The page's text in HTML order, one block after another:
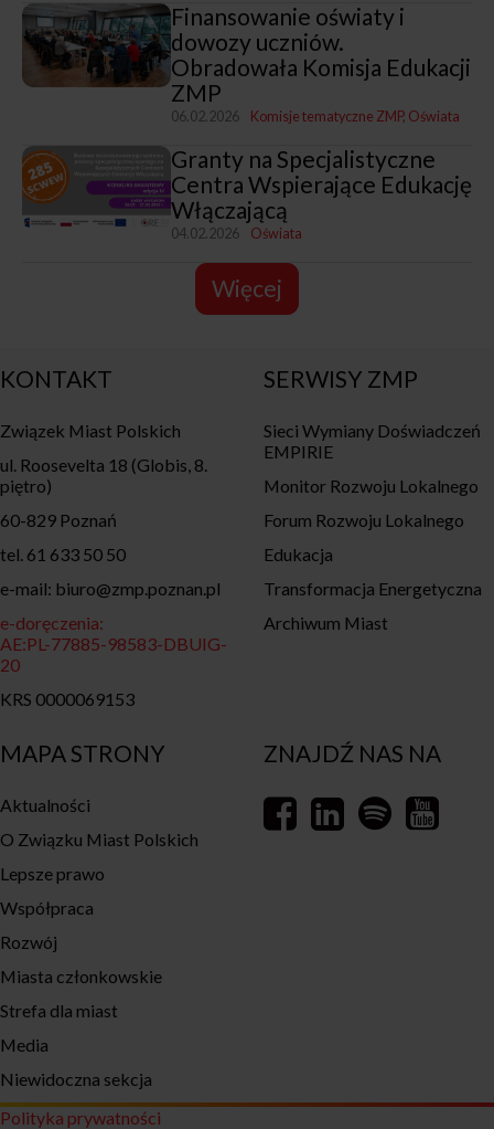
Finansowanie oświaty i
dowozy uczniów.
Obradowała Komisja Edukacji
ZMP
06.02.2026 Komisje tematyczne ZMP Oświata
Granty na Specjalistyczne
Centra Wspierające Edukację
Włączającą
04.02.2026 Oświata
Więcej
MAPA STRONY
Aktualności
O Związku Miast Polskich
Lepsze prawo
Współpraca
Rozwój
Miasta członkowskie
Strefa dla miast
Media
Niewidoczna sekcja
KONTAKT
Związek Miast Polskich
ul. Roosevelta 18 (Globis, 8.
piętro)
60-829 Poznań
tel. 61 633 50 50
e-mail: biuro@zmp.poznan.pl
e-doręczenia:
AE:PL-77885-98583-DBUIG-
20
KRS 0000069153
SERWISY ZMP
Sieci Wymiany Doświadczeń
EMPIRIE
Monitor Rozwoju Lokalnego
Forum Rozwoju Lokalnego
Edukacja
Transformacja Energetyczna
Archiwum Miast
ZNAJDŹ NAS NA
Polityka prywatności